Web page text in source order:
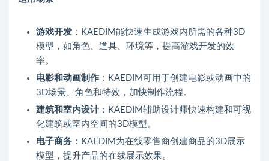
游戏开发 ：KAEDIM能快速生成游戏内所需的各种3D
模型，如角色、道具、环境等，提高游戏开发的效
率。
电影和动画制作 ：KAEDIM可用于创建电影或动画中的
3D场景、角色和特效，加快制作流程。
建筑和室内设计：KAEDIM辅助设计师快速构建和可视
化建筑或室内空间的3D模型。
电子商务 ：KAEDIM为在线零售商创建商品的3D展示
模型，提升产品的在线展示效果。